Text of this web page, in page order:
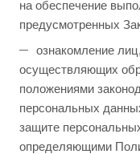
на обеспечение
предусмотренных
ознакомление
осуществляющих
положениями
персональных
защите
определяющими